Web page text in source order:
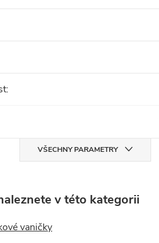
:
VŠECHNY PARAMETRY
v této kategorii
vaničky